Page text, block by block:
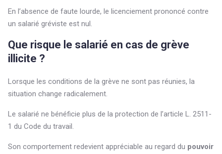
En l’absence de faute lourde, le licenciement prononcé contre
un salarié gréviste est nul.
Que risque le salarié en cas de grève
illicite ?
Lorsque les conditions de la grève ne sont pas réunies, la
situation change radicalement.
Le salarié ne bénéficie plus de la protection de l’article L. 2511-
1 du Code du travail.
Son comportement redevient appréciable au regard du pouvoir